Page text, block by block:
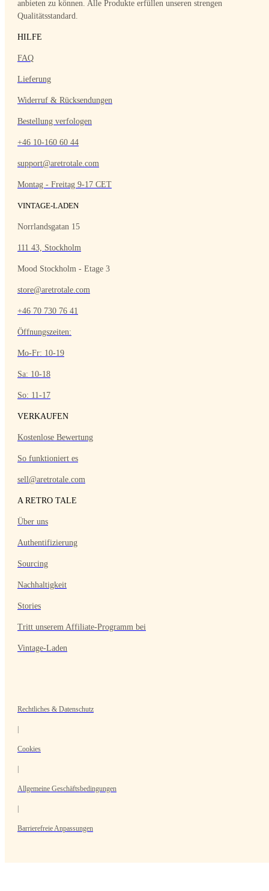
anbieten zu können. Alle Produkte erfüllen unseren strengen
Qualitätsstandard.
HILFE
FAQ
Lieferung
Widerruf & Rücksendungen
Bestellung verfologen
+46 10-160 60 44
support@aretrotale.com
Montag - Freitag 9-17 CET
VINTAGE-LADEN
Norrlandsgatan 15
111 43, Stockholm
Mood Stockholm - Etage 3
store@aretrotale.com
+46 70 730 76 41
Öffnungszeiten:
Mo-Fr: 10-19
Sa: 10-18
So: 11-17
VERKAUFEN
Kostenlose Bewertung
So funktioniert es
sell@aretrotale.com
A RETRO TALE
Über uns
Authentifizierung
Sourcing
Nachhaltigkeit
Stories
Tritt unserem Affiliate-Programm bei
Vintage-Laden
Rechtliches & Datenschutz
Cookies
Allgemeine Geschäftsbedingungen
Barrierefreie Anpassungen